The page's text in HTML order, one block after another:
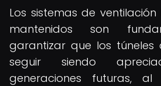
Los sistemas de
mantenidos son
garantizar que los túneles
seguir siendo
generaciones futuras,